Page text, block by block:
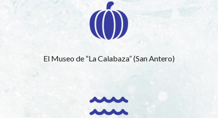
El Museo de “La Calabaza” (San Antero)